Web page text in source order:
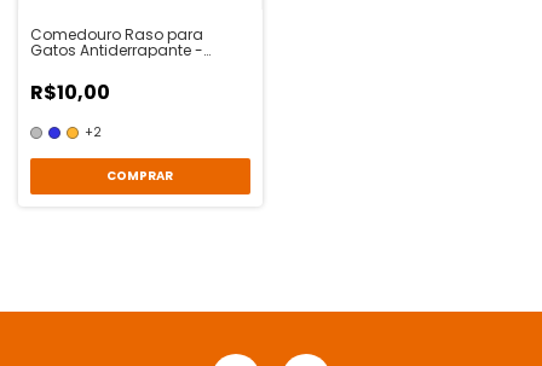
Comedouro Raso para
Gatos Antiderrapante -
R$10,00
+2
COMPRAR